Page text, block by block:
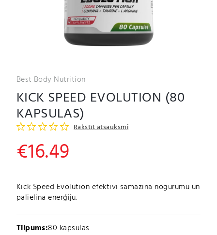
Best Body Nutrition
KICK SPEED EVOLUTION (80
KAPSULAS)
Rakstīt atsauksmi
€16.49
Kick Speed Evolution efektīvi samazina nogurumu un
palielina enerģiju.
Tilpums:80 kapsulas